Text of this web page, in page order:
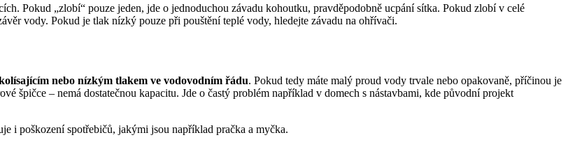
Pokud „zlobí“ pouze jeden, jde o jednoduchou závadu kohoutku, pravděpodobně ucpání sítka. Pokud zlobí v celé
vody. Pokud je tlak nízký pouze při pouštění teplé vody, hledejte závadu na ohřívači.
nebo nízkým tlakem ve vodovodním řádu. Pokud tedy máte malý proud vody trvale nebo opakovaně, příčinou je
špičce – nemá dostatečnou kapacitu. Jde o častý problém například v domech s nástavbami, kde původní projekt
i poškození spotřebičů, jakými jsou například pračka a myčka.